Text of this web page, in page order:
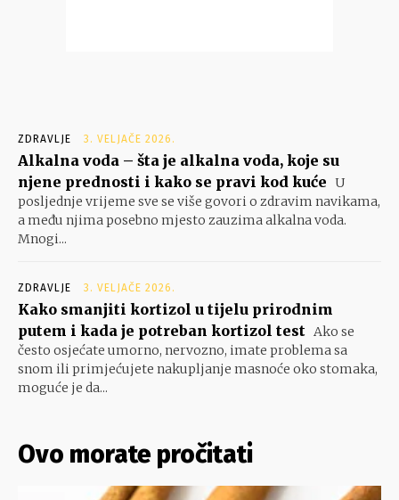
ZDRAVLJE 3. VELJAČE 2026.
Alkalna voda – šta je alkalna voda, koje su
njene prednosti i kako se pravi kod kuće U
posljednje vrijeme sve se više govori o zdravim navikama,
a među njima posebno mjesto zauzima alkalna voda.
Mnogi...
ZDRAVLJE 3. VELJAČE 2026.
Kako smanjiti kortizol u tijelu prirodnim
putem i kada je potreban kortizol test Ako se
često osjećate umorno, nervozno, imate problema sa
snom ili primjećujete nakupljanje masnoće oko stomaka,
moguće je da...
Ovo morate pročitati